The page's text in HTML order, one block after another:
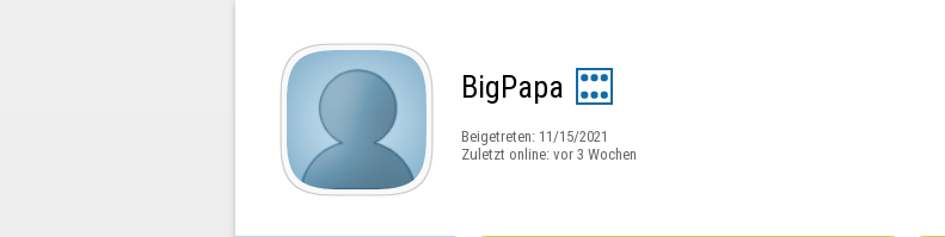
BigPapa
Beigetreten: 11/15/2021
Zuletzt online: vor 3 Wochen